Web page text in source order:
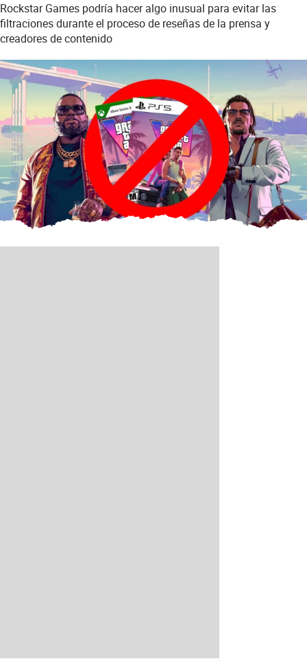
Rockstar Games podría hacer algo inusual para evitar las
filtraciones durante el proceso de reseñas de la prensa y
creadores de contenido